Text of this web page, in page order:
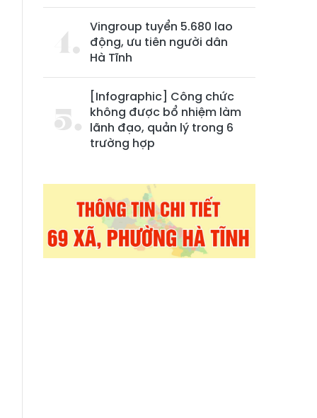
Vingroup tuyển 5.680 lao
động, ưu tiên người dân
Hà Tĩnh
[Infographic] Công chức
không được bổ nhiệm làm
lãnh đạo, quản lý trong 6
trường hợp